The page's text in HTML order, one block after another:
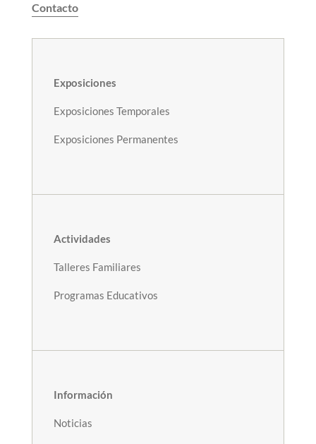
Contacto
Exposiciones
Exposiciones Temporales
Exposiciones Permanentes
Actividades
Talleres Familiares
Programas Educativos
Información
Noticias